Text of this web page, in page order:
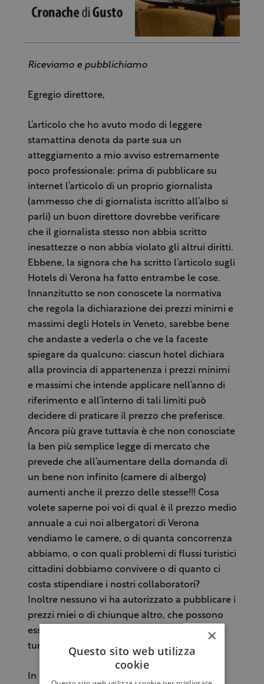
Riceviamo e pubblichiamo
Egregio direttore,
L’articolo che ho avuto modo di leggere
stamattina denota da parte sua un
atteggiamento a mio avviso estremamente
poco professionale: prima di pubblicare su
internet l’articolo di un proprio giornalista
(ammesso che di giornalista iscritto all’albo si
parli) un buon direttore dovrebbe verificare
che il giornalista stesso non abbia scritto
inesattezze o non abbia violato gli altrui diritti.
Ebbene, la signora che ha scritto l’articolo sugli
Hotels di Verona ha fatto entrambe le cose.
Innanzitutto se non conoscete la normativa
che regola la dichiarazione dei prezzi minimi e
massimi degli Hotels in Veneto, sarebbe bene
che andaste a vederla o che ve la faceste
spiegare da qualcuno: ciascun hotel dichiara
alla provincia di appartenenza i prezzi minimi
e massimi che intende applicare nell’anno di
riferimento e all’interno di tali limiti può
decidere di praticare il prezzo che preferisce.
Ancora più grave tuttavia è che non conosciate
la ben più semplice legge di mercato che
prevede che all’aumentare della domanda di
un bene non infinito (camere di albergo)
aumenti anche il prezzo delle stesse!!! Cosa
volete saperne poi voi di qual è il prezzo medio
annuale a cui noi albergatori di Verona
vendiamo le camere, o di quanta concorrenza
abbiamo, o con quali problemi di flussi turistici
cittadini dobbiamo convivere o di quanto ci
costa stipendiare i nostri collaboratori?
Inoltre nessuno vi ha autorizzato a pubblicare i
prezzi miei o di chiunque altro, che possono
essere mostrati solo su portali di natura
turistica a fronte di un contratto fra le parti.
In conclusione vi invito a rimuovere
×
Questo sito web utilizza
cookie